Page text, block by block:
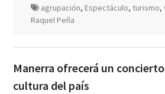
agrupación, Espectáculo, turismo,
Raquel Peña
Manerra ofrecerá un
cultura del país